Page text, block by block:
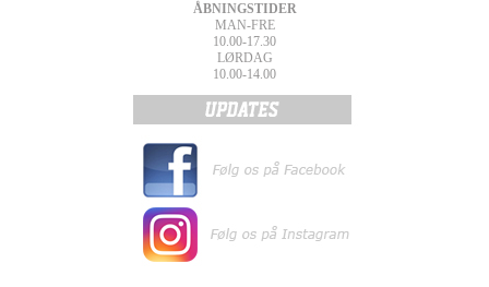
ÅBNINGSTIDER
MAN-FRE
10.00-17.30
LØRDAG
10.00-14.00